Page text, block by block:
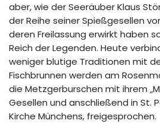
aber, wie der Seeräuber Klaus
der Reihe seiner Spießgesellen
deren Freilassung erwirkt haben
Reich der Legenden. Heute
weniger blutige Traditionen mit
Fischbrunnen werden am
die Metzgerburschen mit ihrem
Gesellen und anschließend in St.
Kirche Münchens, freigesprochen.